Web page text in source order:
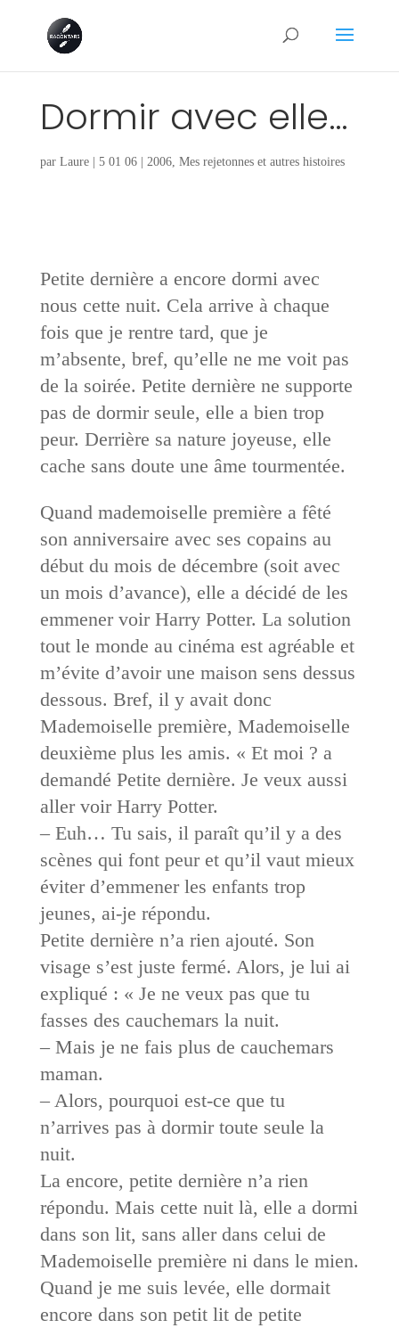
Dormir avec elle…
par Laure| 5 01 06| 2006, Mes rejetonnes et autres histoires
Petite dernière a encore dormi avec
nous cette nuit. Cela arrive à chaque
fois que je rentre tard, que je
m’absente, bref, qu’elle ne me voit pas
de la soirée. Petite dernière ne supporte
pas de dormir seule, elle a bien trop
peur. Derrière sa nature joyeuse, elle
cache sans doute une âme tourmentée.
Quand mademoiselle première a fêté
son anniversaire avec ses copains au
début du mois de décembre (soit avec
un mois d’avance), elle a décidé de les
emmener voir Harry Potter. La solution
tout le monde au cinéma est agréable et
m’évite d’avoir une maison sens dessus
dessous. Bref, il y avait donc
Mademoiselle première, Mademoiselle
deuxième plus les amis. « Et moi ? a
demandé Petite dernière. Je veux aussi
aller voir Harry Potter.
– Euh… Tu sais, il paraît qu’il y a des
scènes qui font peur et qu’il vaut mieux
éviter d’emmener les enfants trop
jeunes, ai-je répondu.
Petite dernière n’a rien ajouté. Son
visage s’est juste fermé. Alors, je lui ai
expliqué : « Je ne veux pas que tu
fasses des cauchemars la nuit.
– Mais je ne fais plus de cauchemars
maman.
– Alors, pourquoi est-ce que tu
n’arrives pas à dormir toute seule la
nuit.
La encore, petite dernière n’a rien
répondu. Mais cette nuit là, elle a dormi
dans son lit, sans aller dans celui de
Mademoiselle première ni dans le mien.
Quand je me suis levée, elle dormait
encore dans son petit lit de petite